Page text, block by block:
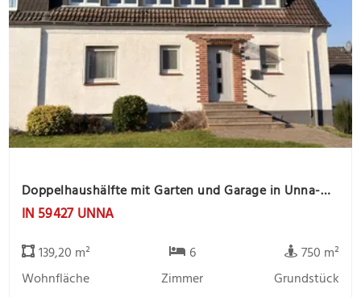
Doppelhaushälfte mit Garten und Garage in Unna-Massen
IN 59427 UNNA
139,20 m²
Wohnfläche
6
Zimmer
750 m²
Grundstück